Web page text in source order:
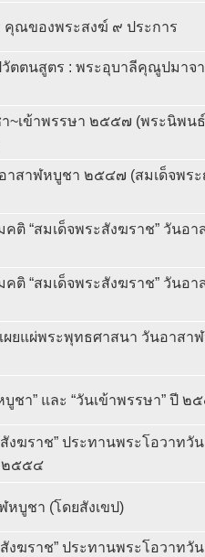
ณของพระสงฆ์ ๙ ประการ
ตตนสูตร : พระอุบาลีคุณูปมาจ
~เข้าพรรษา ๒๕๕๗ (พระนิพน
อาสาฬหบูชา ๒๕๔๗ (สมเด็จพร
คติ “สมเด็จพระสังฆราช” วันอ
คติ “สมเด็จพระสังฆราช” วันอ
ผยแผ่พระพุทธศาสนา วันอาสา
บูชา” และ “วันเข้าพรรษา” ปี ๒
สังฆราช” ประทานพระโอวาทวัน
๒๕๕๔
หบูชา (โดยสังเขป)
สังฆราช” ประทานพระโอวาทวัน